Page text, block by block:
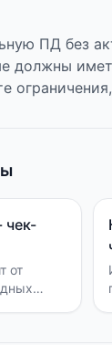
ПД без
должны
чек-
от